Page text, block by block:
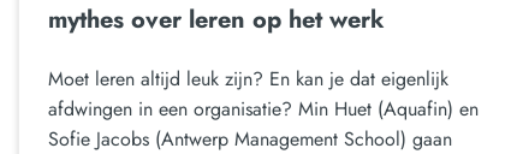
mythes over leren op het werk
Moet leren altijd leuk zijn? En kan je dat eigenlijk
afdwingen in een organisatie? Min Huet (Aquafin) en
Sofie Jacobs (Antwerp Management School) gaan